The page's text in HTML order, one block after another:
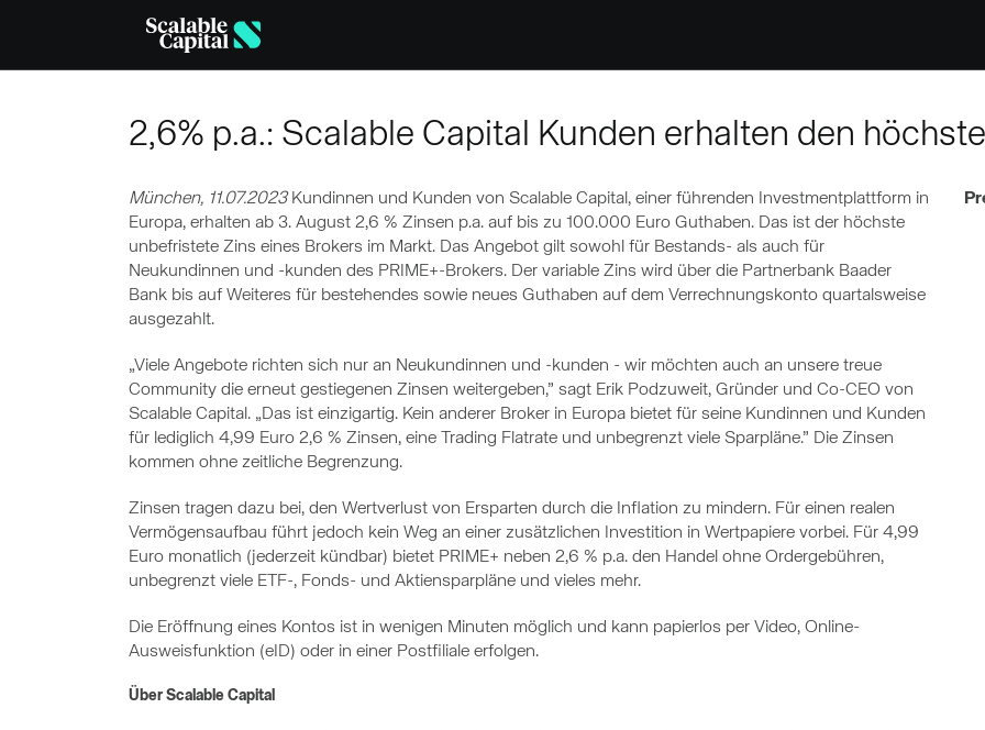
2,6% p.a.: Scalable Capital Kunden erhalten den
München, 11.07.2023Kundinnen und Kunden von Scalable Capital, einer führenden Investmentplattform in
Europa, erhalten ab 3. August 2,6 % Zinsen p.a. auf bis zu 100.000 Euro Guthaben. Das ist der höchste
unbefristete Zins eines Brokers im Markt. Das Angebot gilt sowohl für Bestands- als auch für
Neukundinnen und -kunden des PRIME+-Brokers. Der variable Zins wird über die Partnerbank Baader
Bank bis auf Weiteres für bestehendes sowie neues Guthaben auf dem Verrechnungskonto quartalsweise
ausgezahlt.
„Viele Angebote richten sich nur an Neukundinnen und -kunden - wir möchten auch an unsere treue
Community die erneut gestiegenen Zinsen weitergeben,” sagt Erik Podzuweit, Gründer und Co-CEO von
Scalable Capital. „Das ist einzigartig. Kein anderer Broker in Europa bietet für seine Kundinnen und Kunden
für lediglich 4,99 Euro 2,6 % Zinsen, eine Trading Flatrate und unbegrenzt viele Sparpläne.” Die Zinsen
kommen ohne zeitliche Begrenzung.
Zinsen tragen dazu bei, den Wertverlust von Ersparten durch die Inflation zu mindern. Für einen realen
Vermögensaufbau führt jedoch kein Weg an einer zusätzlichen Investition in Wertpapiere vorbei. Für 4,99
Euro monatlich (jederzeit kündbar) bietet PRIME+ neben 2,6 % p.a. den Handel ohne Ordergebühren,
unbegrenzt viele ETF-, Fonds- und Aktiensparpläne und vieles mehr.
Die Eröffnung eines Kontos ist in wenigen Minuten möglich und kann papierlos per Video, Online-
Ausweisfunktion (eID) oder in einer Postfiliale erfolgen.
Über Scalable Capital